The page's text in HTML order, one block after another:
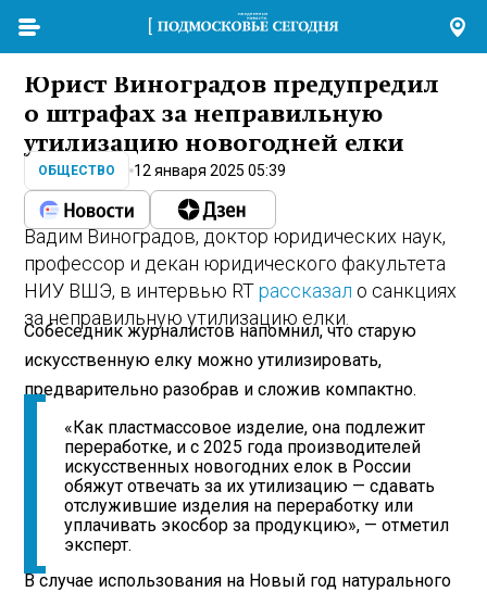
Юрист Виноградов предупредил
о штрафах за неправильную
утилизацию новогодней елки
ОБЩЕСТВО 12 января 2025 05:39
Вадим Виноградов, доктор юридических наук,
профессор и декан юридического факультета
НИУ ВШЭ, в интервью RTрассказал о санкциях
за неправильную утилизацию елки.
Собеседник журналистов напомнил, что старую
искусственную елку можно утилизировать,
предварительно разобрав и сложив компактно.
«Как пластмассовое изделие, она подлежит
переработке, и с 2025 года производителей
искусственных новогодних елок в России
обяжут отвечать за их утилизацию — сдавать
отслужившие изделия на переработку или
уплачивать экосбор за продукцию», — отметил
эксперт.
В случае использования на Новый год натурального